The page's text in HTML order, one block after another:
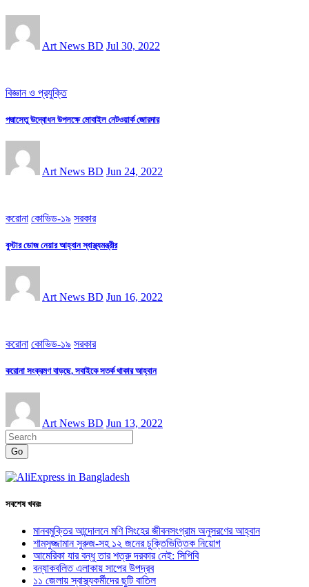
Art News BD Jul 30, 2022
বিজ্ঞান ও প্রযুক্তি
পদ্মাসেতু উদ্বোধন উপলক্ষে মোবাইল নেটওয়ার্ক জোরদার
Art News BD Jun 24, 2022
করোনা কোভিড-১৯ সরকার
বুস্টার ডোজ নেয়ার আহ্বান স্বাস্থ্যমন্ত্রীর
Art News BD Jun 16, 2022
করোনা কোভিড-১৯ সরকার
করোনা সংক্রমণ বাড়ছে, সবাইকে সতর্ক থাকার আহ্বান
Art News BD Jun 13, 2022
Go
সবশেষ খবরঃ
মানবমুক্তির আন্দোলনে মণি সিংহের জীবনসংগ্রাম অনুসরণের আহ্বান
শামসুজ্জামান সুরুজ-সহ ১২ জনের চুক্তিভিত্তিক নিয়োগ
আমেরিকা যার বন্ধু তার শত্রু দরকার নেই: সিপিবি
বন্যাকবলিত এলাকায় সাপের উপদ্রব
১১ জেলায় স্বাস্থ্যকর্মীদের ছুটি বাতিল